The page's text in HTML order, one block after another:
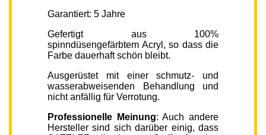
Garantiert: 5 Jahre
Gefertigt aus 100%
spinndüsengefärbtem Acryl, so dass die
Farbe dauerhaft schön bleibt.
Ausgerüstet mit einer schmutz- und
wasserabweisenden Behandlung und
nicht anfällig für Verrotung.
Professionelle Meinung: Auch andere
Hersteller sind sich darüber einig, dass